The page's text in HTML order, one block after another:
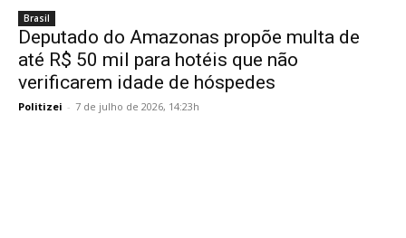
Brasil
Deputado do Amazonas propõe multa de
até R$ 50 mil para hotéis que não
verificarem idade de hóspedes
Politizei - 7 de julho de 2026, 14:23h